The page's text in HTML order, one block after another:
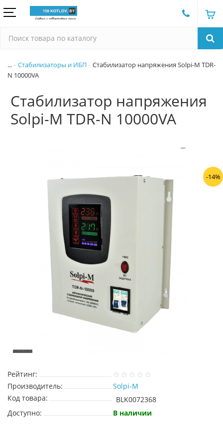
... Стабилизаторы и ИБП
Стабилизатор напряжения Solpi-M TDR-
N 10000VA
Стабилизатор напряжения
Solpi-M TDR-N 10000VA
-14%
Рейтинг:
Производитель:
Solpi-M
Код товара:
BLK0072368
Доступно:
В наличии